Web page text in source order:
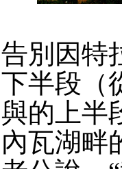
告別因特
下半段（
與的上半
內瓦湖畔